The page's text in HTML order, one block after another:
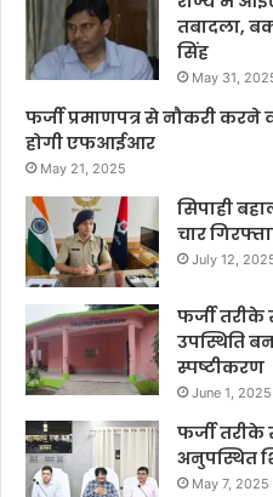
तबादला,
सिंह
May 31,
फर्जी प्रमाणपत्र से नौकरी करने
होगी एफआईआर
May 21, 2025
सिपाही
चार
July 12,
फर्जी तरीके
उपस्थिति
स्पष्टीकरण
June 1, 2025
फर्जी तरीके
अनुपस्थित
May 7, 2025